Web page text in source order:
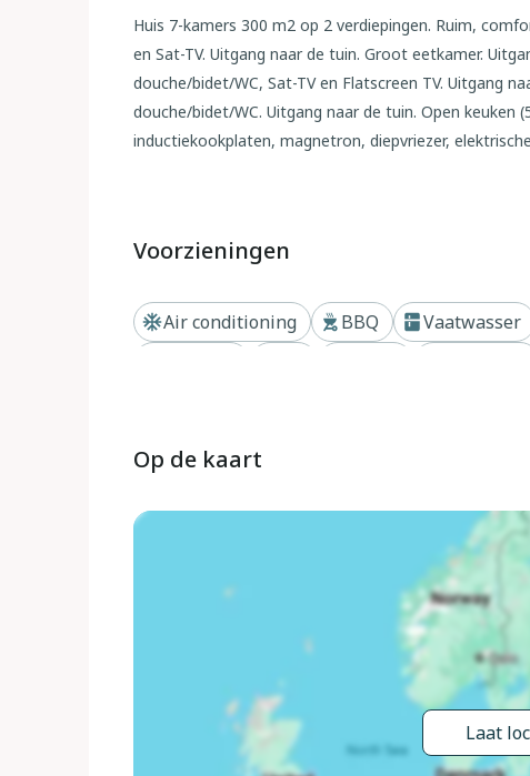
Huis 7-kamers 300 m2 op 2 verdiepingen. Ruim,
en Sat-TV. Uitgang naar de tuin. Groot eetkamer.
douche/bidet/WC, Sat-TV en Flatscreen TV. Uitgang
douche/bidet/WC. Uitgang naar de tuin. Open keuken
inductiekookplaten, magnetron, diepvriezer,
Comfortabele inrichting in landelijke stijl. Tuin.
toegestaan. Het vakantie "huis" bestaat uit 2 huizen
Radicofani, zonnige ligging op een heuvel, te midden
tuin op verschillende niveaus, 300 m2 met bloemen,
prieel (40 m2), tuinmeubelen, barbecue (glijbaan,
ontspanningsruimte, air-conditioning, alarmsysteem,
(extra). Parkeerplaats op het terrein.
thermaalbad "Bagni di San Filippo" 12 km. Attracties
20 km, Bagno Vignogni 28 km, Castiglion D'orcia 30
noodzakelijk. Geschikt voor families, baby uitrusting
Gesloten residentie met een elektrische deur. De
wijnkelder. Het is ook mogelijk om paardrijtochten of
afhankelijk van beschikbaarheid (betaling ter plaatse).
Voorzieningen
Air conditioning BBQ Vaatwasser
Op de kaart
Laat